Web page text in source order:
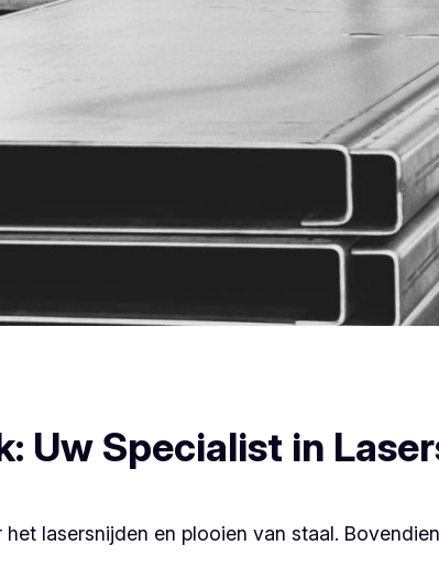
Uw Specialist in
lasersnijden en plooien van staal.